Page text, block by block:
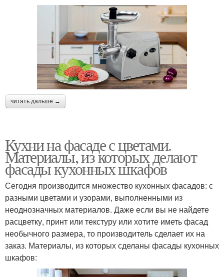
читать дальше →
Кухни на фасаде с цветами.
Материалы, из которых делают
фасады кухонных шкафов
Сегодня производится множество кухонных фасадов: с
разными цветами и узорами, выполненными из
неоднозначных материалов. Даже если вы не найдете
расцветку, принт или текстуру или хотите иметь фасад
необычного размера, то производитель сделает их на
заказ. Материалы, из которых сделаны фасады кухонных
шкафов: